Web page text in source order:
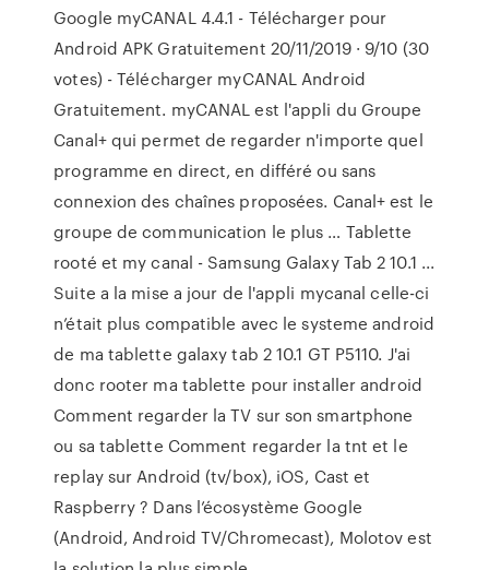
Google myCANAL 4.4.1 - Télécharger pour
Android APK Gratuitement 20/11/2019 · 9/10 (30
votes) - Télécharger myCANAL Android
Gratuitement. myCANAL est l'appli du Groupe
Canal+ qui permet de regarder n'importe quel
programme en direct, en différé ou sans
connexion des chaînes proposées. Canal+ est le
groupe de communication le plus … Tablette
rooté et my canal - Samsung Galaxy Tab 2 10.1 ...
Suite a la mise a jour de l'appli mycanal celle-ci
n’était plus compatible avec le systeme android
de ma tablette galaxy tab 2 10.1 GT P5110. J'ai
donc rooter ma tablette pour installer android
Comment regarder la TV sur son smartphone
ou sa tablette Comment regarder la tnt et le
replay sur Android (tv/box), iOS, Cast et
Raspberry ? Dans l’écosystème Google
(Android, Android TV/Chromecast), Molotov est